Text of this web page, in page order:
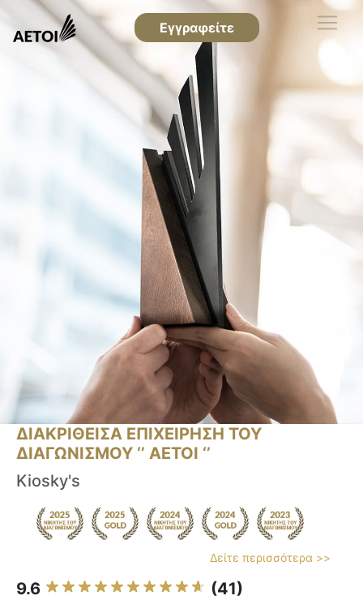
Εγγραφείτε
ΔΙΑΚΡΙΘΕΙΣΑ ΕΠΙΧΕΙΡΗΣΗ ΤΟΥ
ΔΙΑΓΩΝΙΣΜΟΥ ‘’ ΑΕΤΟΙ ‘’
Kiosky's
Δείτε περισσότερα >>
9.6 (41)